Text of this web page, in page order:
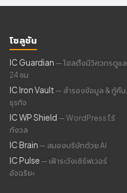
โซลูชัน
IC Guardian — โฮสติ้งมีวิศวกรดูแล
24 ชม.
IC Iron Vault — สำรองข้อมูล & กู้คืน
ธุรกิจ
IC WP Shield — WordPress ไร้
กังวล
IC Brain — สมองบริษัทด้วย AI
IC Pulse — เฝ้าระวังเซิร์ฟเวอร์
อัจฉริยะ